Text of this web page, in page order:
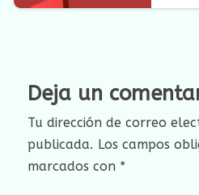
Deja un
Tu dirección de correo
publicada. Los campos
marcados con *